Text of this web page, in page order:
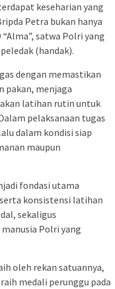
keseharian yang
Petra bukan hanya
satwa Polri yang
(handak).
dengan memastikan
pakan, menjaga
latihan rutin untuk
pelaksanaan tugas
dalam kondisi siap
maupun
fondasi utama
konsistensi latihan
sekaligus
Polri yang
oleh rekan satuannya,
medali perunggu pada